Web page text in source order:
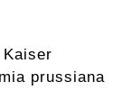
prussiana